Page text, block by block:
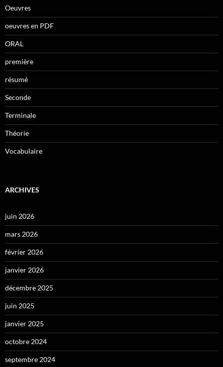
Oeuvres
oeuvres en PDF
ORAL
première
résumé
Seconde
Terminale
Théorie
Vocabulaire
ARCHIVES
juin 2026
mars 2026
février 2026
janvier 2026
décembre 2025
juin 2025
janvier 2025
octobre 2024
septembre 2024